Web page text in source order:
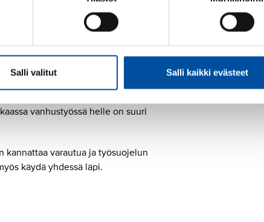
Salli valitut Salli kaikki evästeet
vanhustyössä helle on suuri
kannattaa varautua ja työsuojelun
käydä yhdessä läpi.